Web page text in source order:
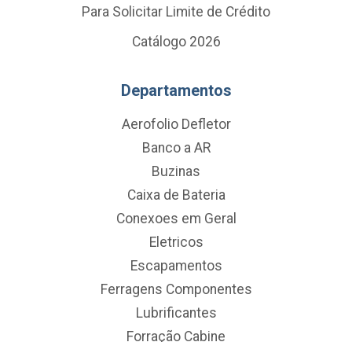
Para Solicitar Limite de Crédito
Catálogo 2026
Departamentos
Aerofolio Defletor
Banco a AR
Buzinas
Caixa de Bateria
Conexoes em Geral
Eletricos
Escapamentos
Ferragens Componentes
Lubrificantes
Forração Cabine